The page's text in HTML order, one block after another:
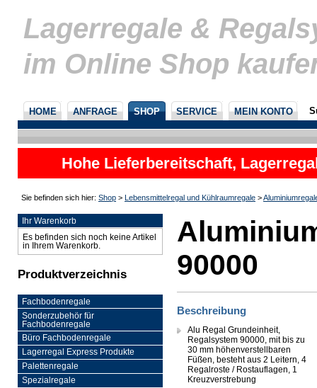
Lagerregale &
im Online Shop
HOME ANFRAGE SHOP SERVICE MEIN KONTO
Hohe Lieferbereitschaft,
nicht
Sie befinden sich hier: Shop > Lebensmittelregal und Kühlraumregale >
Ihr Warenkorb
Es befinden sich noch keine Artikel
in Ihrem Warenkorb.
Produktverzeichnis
Fachbodenregale
Sonderzubehör für
Fachbodenregale
Büro Fachbodenregale
Lagerregal Express Produkte
Palettenregale
Spezialregale
90000
Beschreibung
Alu Regal Grundeinheit,
Regalsystem 90000, mit bis zu
30 mm höhenverstellbaren
Füßen, besteht aus 2 Leitern, 4
Regalroste / Rostauflagen, 1
Kreuzverstrebung